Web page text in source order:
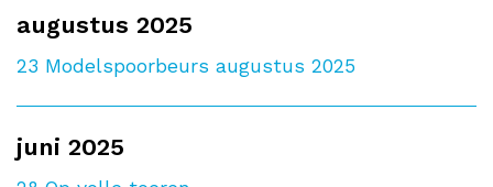
augustus 2025
23 Modelspoorbeurs augustus 2025
juni 2025